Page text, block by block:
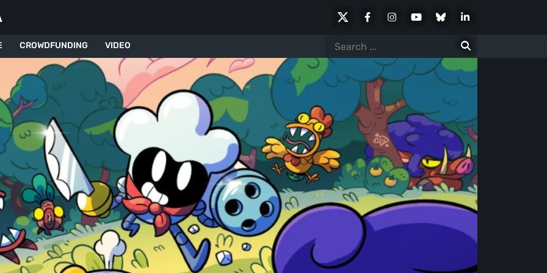
FacebookInstagramYoutubeBlueskyLinkedIn
CROWDFUNDING VIDEO
Search
for: